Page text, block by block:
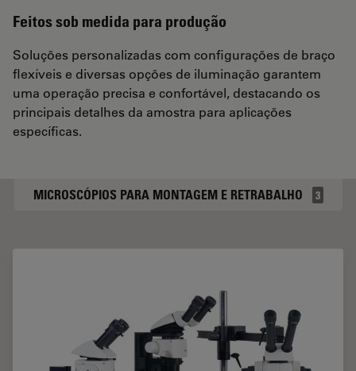
Feitos sob medida para produção
Soluções personalizadas com configurações de braço
flexíveis e diversas opções de iluminação garantem
uma operação precisa e confortável, destacando os
principais detalhes da amostra para aplicações
específicas.
MICROSCÓPIOS PARA MONTAGEM E RETRABALHO 3